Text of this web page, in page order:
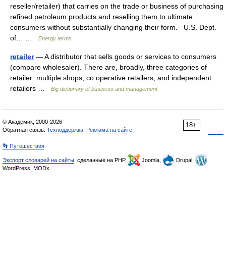
reseller/retailer) that carries on the trade or business of purchasing
refined petroleum products and reselling them to ultimate
consumers without substantially changing their form. U.S. Dept.
of… …
Energy terms
retailer— A distributor that sells goods or services to consumers
(compare wholesaler). There are, broadly, three categories of
retailer: multiple shops, co operative retailers, and independent
retailers …
Big dictionary of business and management
18+
© Академик, 2000-2026
Обратная связь: Техподдержка Реклама на сайте
👣 Путешествия
Экспорт словарей на сайты , сделанные на PHP, Joomla,
Drupal,
WordPress, MODx.